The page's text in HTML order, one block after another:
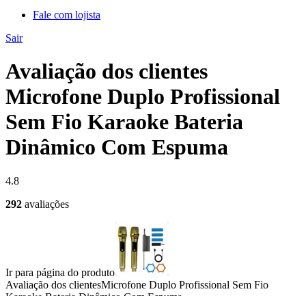
Fale com lojista
Sair
Avaliação dos clientes
Microfone Duplo Profissional
Sem Fio Karaoke Bateria
Dinâmico Com Espuma
4.8
292 avaliações
Ir para página do produto
Avaliação dos clientesMicrofone Duplo Profissional Sem Fio